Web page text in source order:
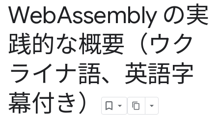
WebAssembly の実
践的な概要（ウク
ライナ語、英語字
幕付き）